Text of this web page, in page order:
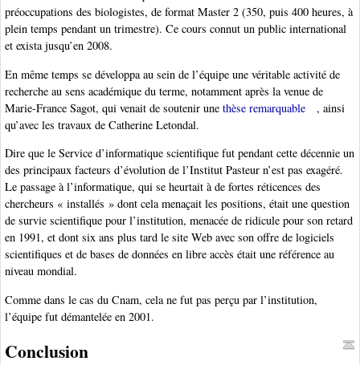
préoccupations des biologistes, de format Master 2 (350, puis 400 heures, à
plein temps pendant un trimestre). Ce cours connut un public international
et exista jusqu’en 2008.
En même temps se développa au sein de l’équipe une véritable activité de
recherche au sens académique du terme, notamment après la venue de
Marie-France Sagot, qui venait de soutenir une thèse remarquable
, ainsi
qu’avec les travaux de Catherine Letondal.
Dire que le Service d’informatique scientifique fut pendant cette décennie un
des principaux facteurs d’évolution de l’Institut Pasteur n’est pas exagéré.
Le passage à l’informatique, qui se heurtait à de fortes réticences des
chercheurs « installés » dont cela menaçait les positions, était une question
de survie scientifique pour l’institution, menacée de ridicule pour son retard
en 1991, et dont six ans plus tard le site Web avec son offre de logiciels
scientifiques et de bases de données en libre accès était une référence au
niveau mondial.
Comme dans le cas du Cnam, cela ne fut pas perçu par l’institution,
l’équipe fut démantelée en 2001.
Conclusion